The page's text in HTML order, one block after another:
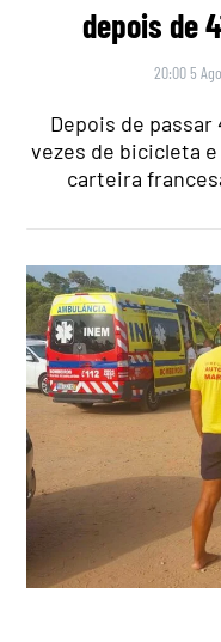
depois de
20:00 5
Depois de passar
vezes de bicicleta
carteira